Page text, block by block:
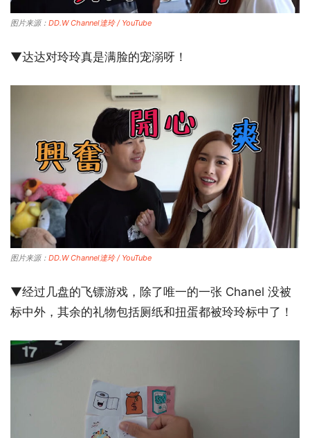
图片来源： DD.W Channel達玲 / YouTube
▼达达对玲玲真是满脸的宠溺呀！
图片来源： DD.W Channel達玲 / YouTube
▼经过几盘的飞镖游戏，除了唯一的一张 Chanel 没被
标中外，其余的礼物包括厕纸和扭蛋都被玲玲标中了！